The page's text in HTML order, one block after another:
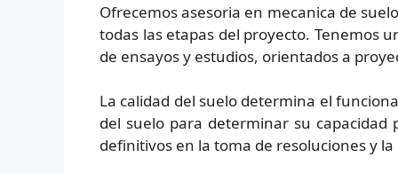
Ofrecemos asesoria en mecanica de
todas las etapas del proyecto. Tenemos
de ensayos y estudios, orientados a
La calidad del suelo determina el
del suelo para determinar su capacidad
definitivos en la toma de resoluciones y